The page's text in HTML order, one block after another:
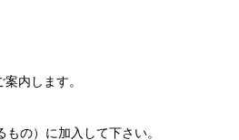
内します。
の）に加入して下さい。